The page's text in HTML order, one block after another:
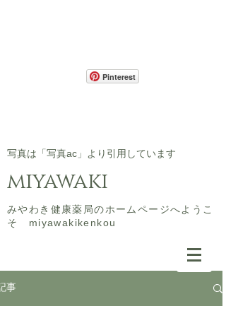
Pinterest
​写真は「写真ac」より引用しています
miyawaki
​みやわき健康薬局のホームページへようこ
そ miyawakikenkou
事